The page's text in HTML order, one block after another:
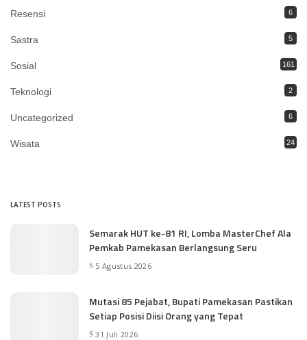
Resensi 6
Sastra 5
Sosial 161
Teknologi 2
Uncategorized 6
Wisata 24
LATEST POSTS
Semarak HUT ke-81 RI, Lomba MasterChef Ala
Pemkab Pamekasan Berlangsung Seru
5 Agustus 2026
Mutasi 85 Pejabat, Bupati Pamekasan Pastikan
Setiap Posisi Diisi Orang yang Tepat
31 Juli 2026